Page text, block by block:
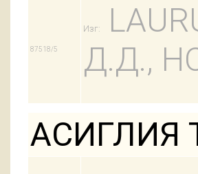
87518/5
Изг:
Д.Д.,
АСИГЛИЯ